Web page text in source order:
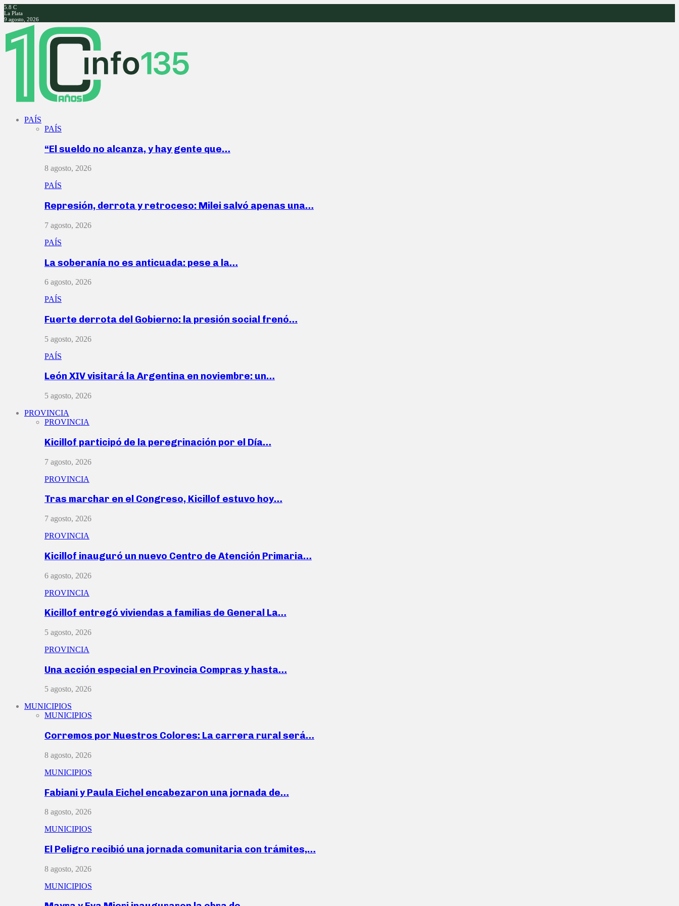
5.8 C
La Plata
9 agosto, 2026
Facebook
Twitter
Instagram
Youtube
PAÍS
PAÍS
“El sueldo no alcanza, y hay gente que…
8 agosto, 2026
PAÍS
Represión, derrota y retroceso: Milei salvó apenas una…
7 agosto, 2026
PAÍS
La soberanía no es anticuada: pese a la…
6 agosto, 2026
PAÍS
Fuerte derrota del Gobierno: la presión social frenó…
5 agosto, 2026
PAÍS
León XIV visitará la Argentina en noviembre: un…
5 agosto, 2026
PROVINCIA
PROVINCIA
Kicillof participó de la peregrinación por el Día…
7 agosto, 2026
PROVINCIA
Tras marchar en el Congreso, Kicillof estuvo hoy…
7 agosto, 2026
PROVINCIA
Kicillof inauguró un nuevo Centro de Atención Primaria…
6 agosto, 2026
PROVINCIA
Kicillof entregó viviendas a familias de General La…
5 agosto, 2026
PROVINCIA
Una acción especial en Provincia Compras y hasta…
5 agosto, 2026
MUNICIPIOS
MUNICIPIOS
Corremos por Nuestros Colores: La carrera rural será…
8 agosto, 2026
MUNICIPIOS
Fabiani y Paula Eichel encabezaron una jornada de…
8 agosto, 2026
MUNICIPIOS
El Peligro recibió una jornada comunitaria con trámites,…
8 agosto, 2026
MUNICIPIOS